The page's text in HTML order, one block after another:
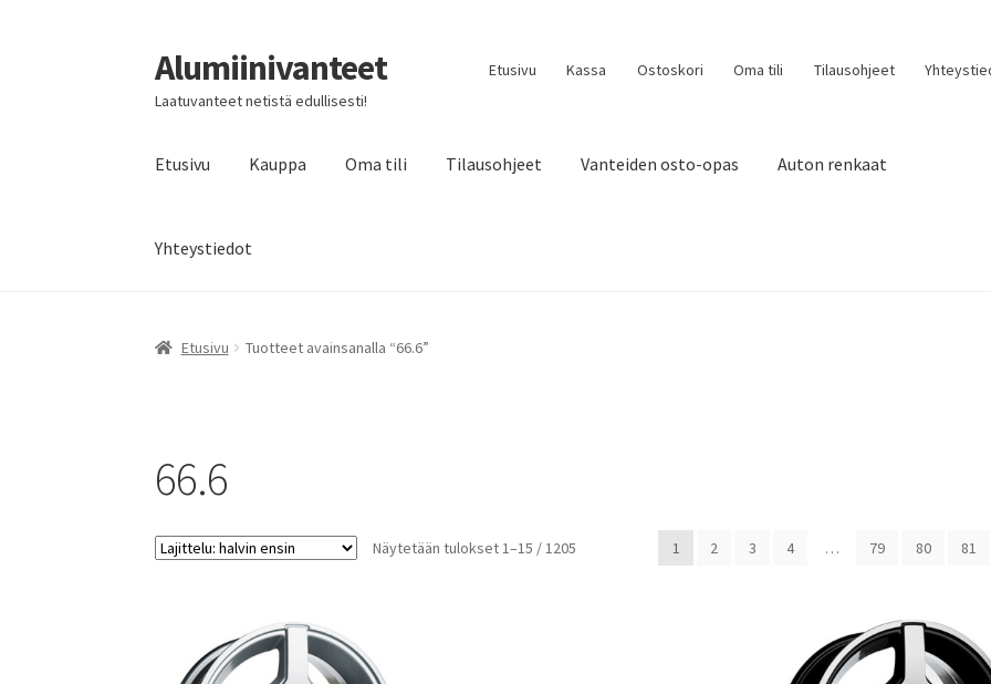
Siirry
navigointiin
Siirry
sisältöön
Alumiinivanteet
Laatuvanteet netistä edullisesti!
Etusivu Kassa Ostoskori Oma tili Tilausohjeet
Etusivu Kauppa Oma tili Tilausohjeet Vanteiden osto-opas Auton renkaat
Yhteystiedot
Etusivu Tuotteet avainsanalla “66.6”
66.6
Näytetään tulokset 1–15 / 1205 1 2 3 4 … 79 80 81